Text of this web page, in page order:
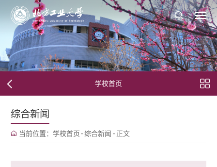
学校首页
综合新闻
当前位置： 学校首页-综合新闻 -正文